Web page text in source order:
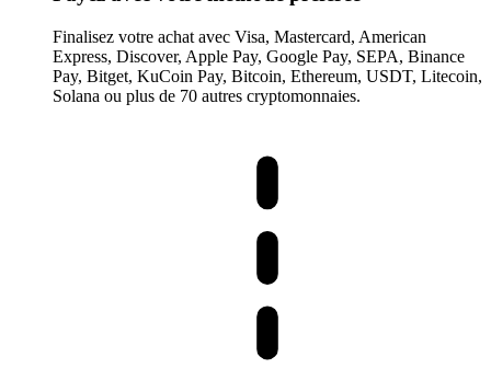
Finalisez votre achat avec Visa, Mastercard, American
Express, Discover, Apple Pay, Google Pay, SEPA, Binance
Pay, Bitget, KuCoin Pay, Bitcoin, Ethereum, USDT, Litecoin,
Solana ou plus de 70 autres cryptomonnaies.